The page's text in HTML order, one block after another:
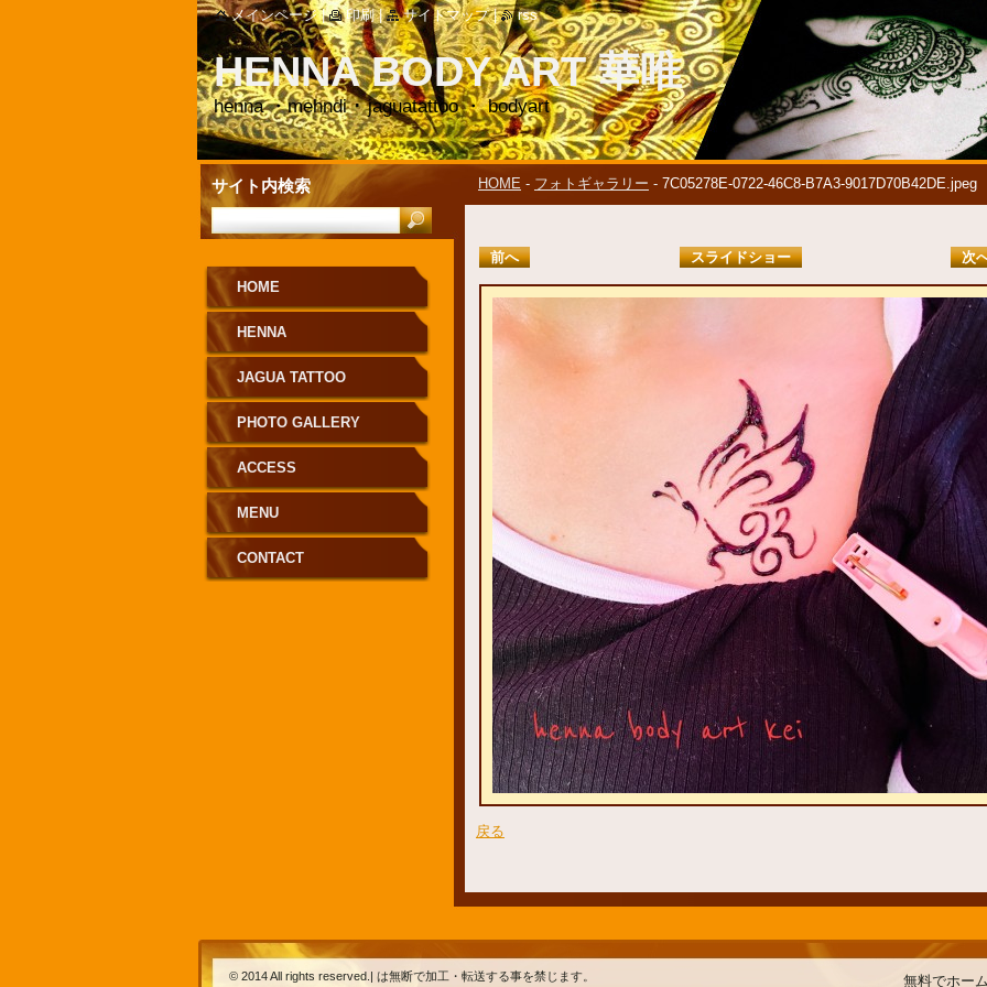
HENNA BODY ART 華唯
henna ・mehndi ･ jaguatattoo ・ bodyart
HOME - フォトギャラリー - 7C05278E-0722-46C8-B7A3-9017D70B42DE.jpeg
前へ スライドショー 次
戻る
HOME
HENNA
JAGUA TATTOO
PHOTO GALLERY
ACCESS
MENU
CONTACT
サイト内検索
メインページ | 印刷 | サイトマップ | rss
© 2014 All rights reserved.| は無断で加工・転送する事を禁じます。 無料でホー